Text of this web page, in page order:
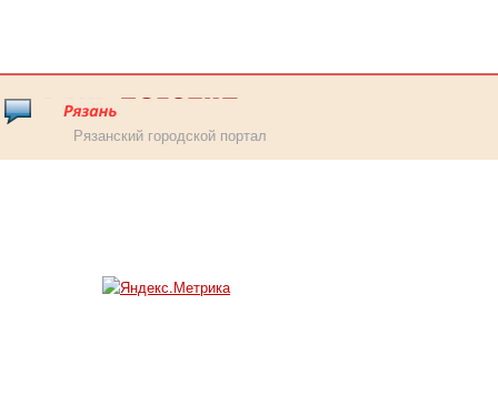
Рязанский городской портал